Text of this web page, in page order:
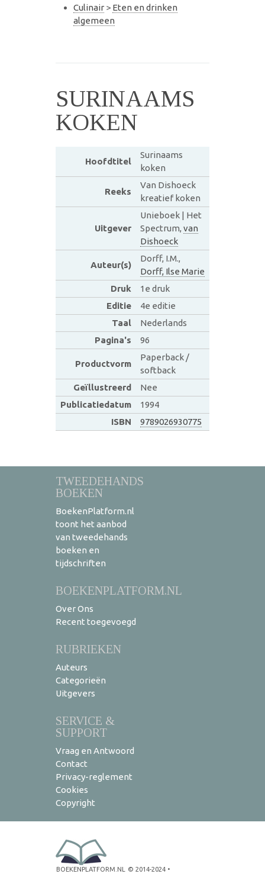
Culinair > Eten en drinken
algemeen
SURINAAMS
KOKEN
Hoofdtitel
Surinaams
koken
Reeks
Van Dishoeck
kreatief koken
Uitgever
Unieboek | Het
Spectrum, van
Dishoeck
Auteur(s)
Dorff, I.M.,
Dorff, Ilse Marie
Druk
1e druk
Editie
4e editie
Taal
Nederlands
Pagina's
96
Productvorm
Paperback /
softback
Geïllustreerd
Nee
Publicatiedatum
1994
ISBN
9789026930775
TWEEDEHANDS
BOEKEN
BoekenPlatform.nl
toont het aanbod
van tweedehands
boeken en
tijdschriften
BOEKENPLATFORM.NL
Over Ons
Recent toegevoegd
RUBRIEKEN
Auteurs
Categorieën
Uitgevers
SERVICE &
SUPPORT
Vraag en Antwoord
Contact
Privacy-reglement
Cookies
Copyright
BOEKENPLATFORM.NL © 2014-2024 •